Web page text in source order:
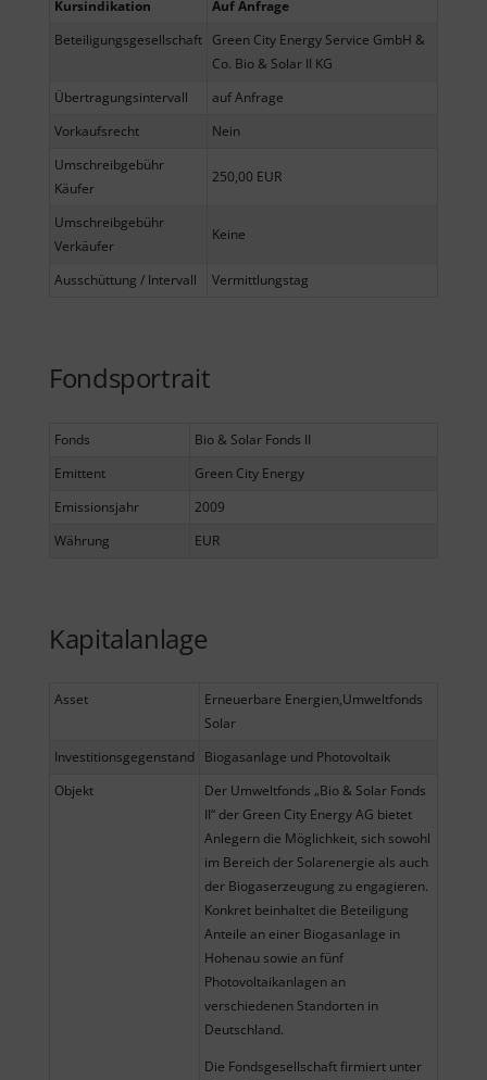
Kursindikation
Auf Anfrage
Beteiligungsgesellschaft Green City Energy Service GmbH &
Co. Bio & Solar II KG
Übertragungsintervall
auf Anfrage
Vorkaufsrecht
Nein
Umschreibgebühr
Käufer
250,00 EUR
Umschreibgebühr
Verkäufer
Keine
Ausschüttung / Intervall Vermittlungstag
Fondsportrait
Fonds
Bio & Solar Fonds II
Emittent
Green City Energy
Emissionsjahr
2009
Währung
EUR
Kapitalanlage
Asset
Erneuerbare Energien,Umweltfonds
Solar
Investitionsgegenstand
Biogasanlage und Photovoltaik
Objekt
Der Umweltfonds „Bio & Solar Fonds
II“ der Green City Energy AG bietet
Anlegern die Möglichkeit, sich sowohl
im Bereich der Solarenergie als auch
der Biogaserzeugung zu engagieren.
Konkret beinhaltet die Beteiligung
Anteile an einer Biogasanlage in
Hohenau sowie an fünf
Photovoltaikanlagen an
verschiedenen Standorten in
Deutschland.
Die Fondsgesellschaft firmiert unter